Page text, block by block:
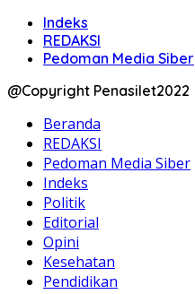
Indeks
REDAKSI
Pedoman Media Siber
@Copyright Penasilet2022
Beranda
REDAKSI
Pedoman Media Siber
Indeks
Politik
Editorial
Opini
Kesehatan
Pendidikan